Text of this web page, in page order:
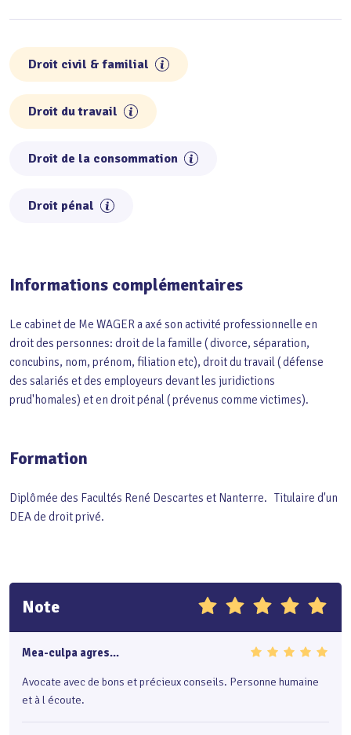
Droit civil & familial
Droit du travail
Droit de la consommation
Droit pénal
Informations complémentaires
Le cabinet de Me WAGER a axé son activité professionnelle en
droit des personnes: droit de la famille ( divorce, séparation,
concubins, nom, prénom, filiation etc), droit du travail ( défense
des salariés et des employeurs devant les juridictions
prud'homales) et en droit pénal ( prévenus comme victimes).
Formation
Diplômée des Facultés René Descartes et Nanterre. Titulaire d'un
DEA de droit privé.
Note
Mea-culpa agres...
Avocate avec de bons et précieux conseils. Personne humaine
et à l écoute.